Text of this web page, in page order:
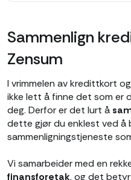
Sammenlign
Zensum
I vrimmelen av kredittkort
ikke lett å finne det som
deg. Derfor er det lurt å
dette gjør du enklest ved å
sammenligningstjeneste
Vi samarbeider med en
finansforetak, og det